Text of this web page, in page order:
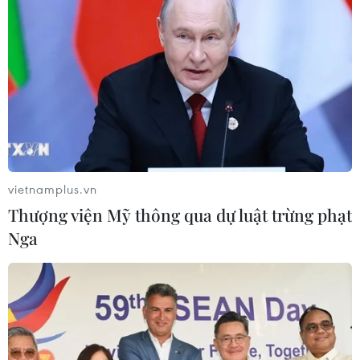
CƠ QUAN CHỦ QUẢN: THÔNG TẤN XÃ VIỆT NAM
Tổng Biên tập: TRẦN TIẾN DUẨN
Phó Tổng Biên tập: NGUYỄN THỊ TÁM, KHÚC THANH
Sở hữu trí tuệ
Quy định sử dụng
RSS
Ngôn ngữ
TTXVN
Dịch vụ tin
Liên hệ
vietnamplus.vn
Thượng viện Mỹ thông qua dự luật trừng phạt
Nga